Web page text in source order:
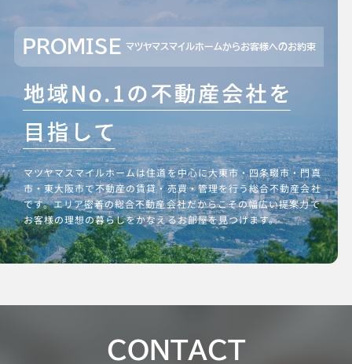
PROMISE マツヤマスマイルホームからお客様へのお約束
マツヤマスマイルホームは住道を中心に大東市・四条畷市・門真
市・東大阪市で不動産の賃貸・売買・管理を行う総合不動産会社
です。エリア密着の総合不動産会社だからこその幅広い提案力で
お客様の理想の暮らしをかなえるお部屋を見つけます。
CONTACT